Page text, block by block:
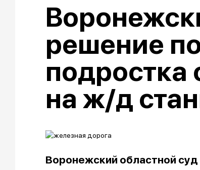
решение
подростка
на ж/д
Воронежский областной